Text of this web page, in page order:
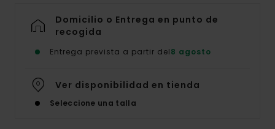
Domicilio o Entrega en punto de
recogida
Entrega prevista a partir del8 agosto
Ver disponibilidad en tienda
Seleccione una talla